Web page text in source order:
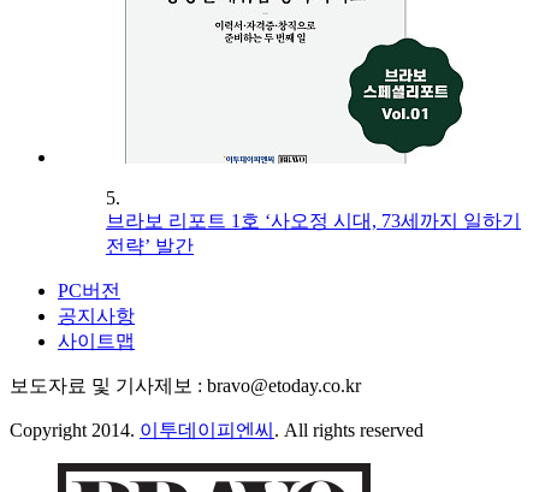
5.
브라보 리포트 1호 ‘사오정 시대, 73세까지 일하기
전략’ 발간
PC버전
공지사항
사이트맵
보도자료 및 기사제보 : bravo@etoday.co.kr
Copyright 2014. 이투데이피엔씨 . All rights reserved